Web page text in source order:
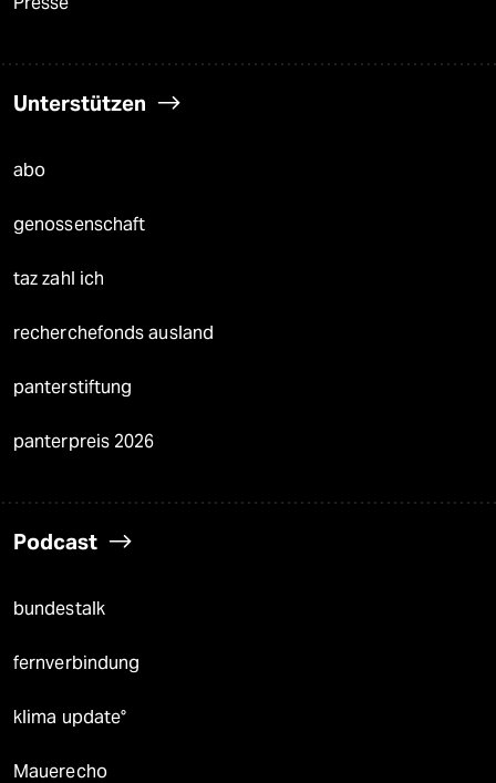
Unterstützen
abo
genossenschaft
taz zahl ich
recherchefonds ausland
panterstiftung
panterpreis 2026
Podcast
bundestalk
fernverbindung
klima update°
Mauerecho